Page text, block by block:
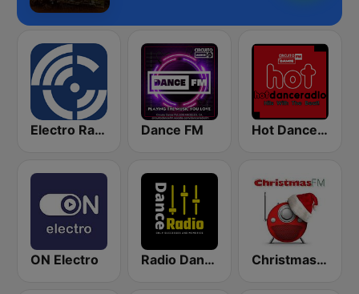
Electro Radio Dance FM Hot Dance Radio
ON Electro Radio Dance USA Christmas FM